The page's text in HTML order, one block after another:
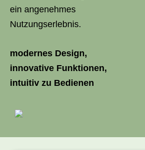
ein angenehmes
Nutzungserlebnis.
modernes Design,
innovative Funktionen,
intuitiv zu Bedienen